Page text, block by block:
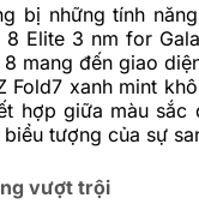
bị những tính
Elite 3 nm for
mang đến giao
Fold7 xanh mint
hợp giữa màu
tượng của sự
vượt trội